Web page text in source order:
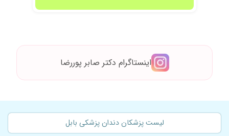
اینستاگرام دکتر صابر پوررضا
لیست پزشکان دندان پزشکی بابل